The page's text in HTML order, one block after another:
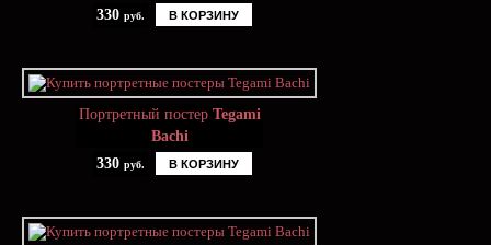
330 руб. В КОРЗИНУ
Портретный постер Tegami
Bachi
330 руб. В КОРЗИНУ